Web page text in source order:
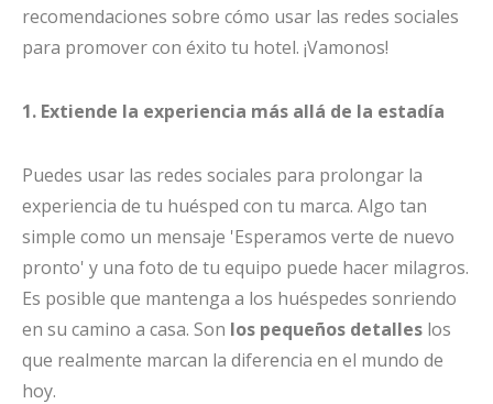
recomendaciones sobre cómo usar las redes sociales
para promover con éxito tu hotel. ¡Vamonos!
1. Extiende la experiencia más allá de la estadía
Puedes usar las redes sociales para prolongar la
experiencia de tu huésped con tu marca. Algo tan
simple como un mensaje 'Esperamos verte de nuevo
pronto' y una foto de tu equipo puede hacer milagros.
Es posible que mantenga a los huéspedes sonriendo
en su camino a casa. Son los pequeños detalles los
que realmente marcan la diferencia en el mundo de
hoy.